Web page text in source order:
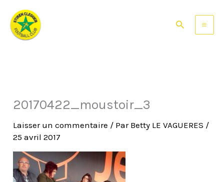
contenu
Rechercher
20170422_moustoir_3
Laisser un commentaire / Par Betty LE VAGUERES /
25 avril 2017